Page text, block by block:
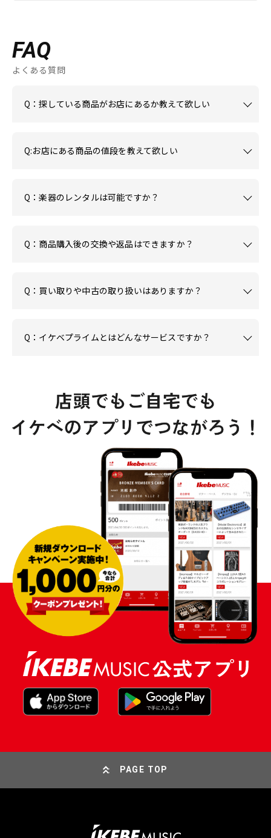
FAQ
よくある質問
Q：探している商品がお店にあるか教えて欲しい
Q:お店にある商品の値段を教えて欲しい
Q：楽器のレンタルは可能ですか？
Q：商品購入後の交換や返品はできますか？
Q：買い取りや中古の取り扱いはありますか？
Q：イケベプライムとはどんなサービスですか？
PAGE TOP